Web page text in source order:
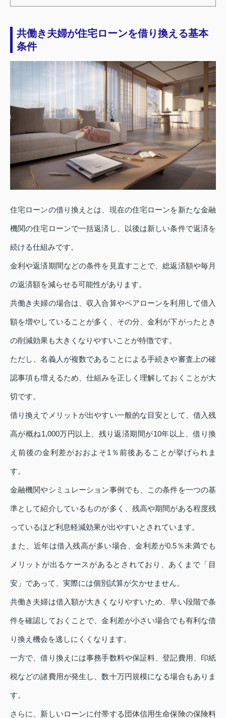
共働き夫婦が住宅ローンを借り換える基本
条件
住宅ローンの借り換えとは、現在の住宅ローンを新たな金融
機関の住宅ローンで一括返済し、以後は新しい条件で返済を
続ける仕組みです。
金利や返済期間などの条件を見直すことで、総返済額や毎月
の返済額を減らせる可能性があります。
共働き夫婦の場合は、収入合算やペアローンを利用して借入
額を増やしていることが多く、その分、金利が下がったとき
の削減効果も大きくなりやすいことが特徴です。
ただし、名義人が複数であることによる手続きや審査上の確
認事項も増えるため、仕組みを正しく理解しておくことが大
切です。
借り換えでメリットが出やすい一般的な目安として、借入残
高が概ね1,000万円以上、残り返済期間が10年以上、借り換
え前後の金利差がおおよそ1％前後あることが挙げられま
す。
金融機関やシミュレーション事例でも、この条件を一つの基
準として紹介しているものが多く、残高や期間がある程度残
っているほど利息軽減効果が出やすいとされています。
また、近年は借入残高が多い場合、金利差が0.5％未満でも
メリットが出るケースがあるとされており、あくまで「目
安」であって、実際には個別試算が欠かせません。
共働き夫婦は借入額が大きくなりやすいため、早い段階で条
件を確認しておくことで、金利差が小さい場合でも有利な借
り換え機会を逃しにくくなります。
一方で、借り換えには事務手数料や保証料、登記費用、印紙
税などの諸費用が発生し、数十万円規模になる場合もありま
す。
さらに、新しいローンに付帯する団体信用生命保険の保険料